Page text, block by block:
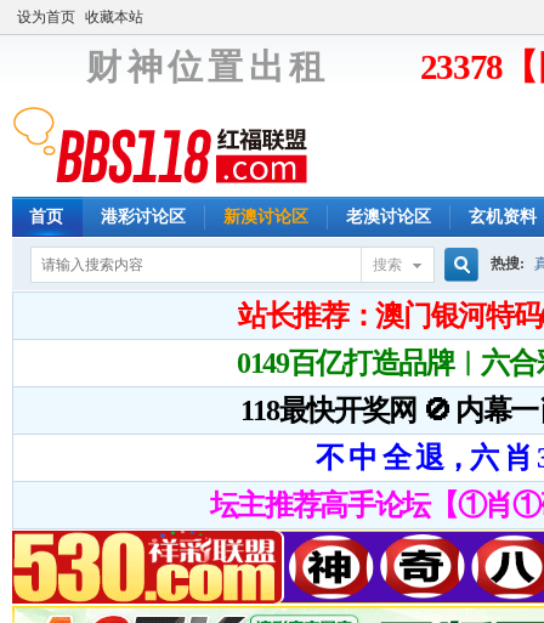
设为首页 收藏本站
财 神 位 置 出 租 23378
首页 港彩讨论区 新澳讨论区 老澳讨论区 玄机资料
搜索
搜
索
热搜: